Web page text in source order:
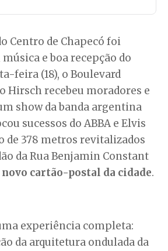
Centro de Chapecó foi
e boa recepção do
feira (18), o Boulevard
Hirsch recebeu moradores e
show da banda argentina
sucessos do ABBA e Elvis
de 378 metros revitalizados
da Rua Benjamin Constant
novo cartão-postal da cidade.
experiência completa:
da arquitetura ondulada da